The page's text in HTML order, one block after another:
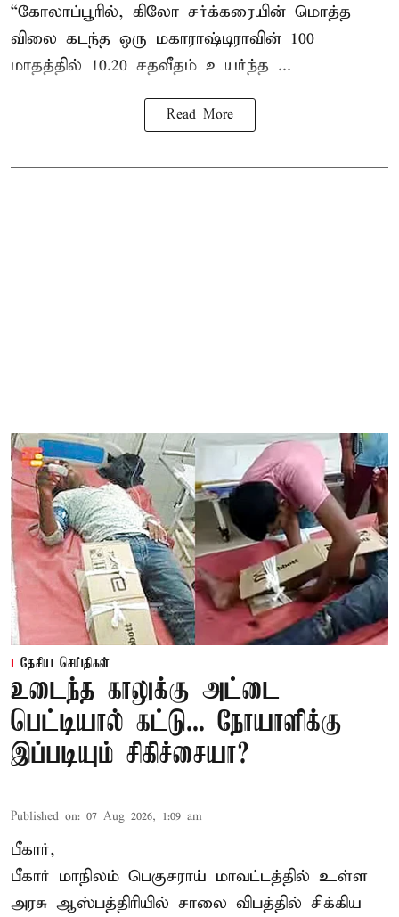
“கோலாப்பூரில், கிலோ சர்க்கரையின் மொத்த
விலை கடந்த ஒரு மகாராஷ்டிராவின் 100
மாதத்தில் 10.20 சதவீதம் உயர்ந்த ...
Read More
தேசிய செய்திகள்
உடைந்த காலுக்கு அட்டை
பெட்டியால் கட்டு... நோயாளிக்கு
இப்படியும் சிகிச்சையா?
Published on: 07 Aug 2026, 1:09 am
பீகார்,
பீகார் மாநிலம் பெகுசராய் மாவட்டத்தில் உள்ள
அரசு ஆஸ்பத்திரியில் சாலை விபத்தில் சிக்கிய